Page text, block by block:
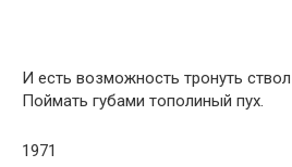
И есть возможность тронуть
Поймать губами тополиный пух.
1971